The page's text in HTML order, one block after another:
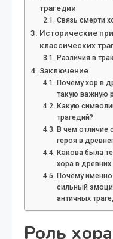
трагедии
Связь смерти
Исторические
классических
Различия в
Заключение
Почему хор в
такую важную
Какую
трагедий?
В чем отличие
героя в
Какова была
хора в древних
Почему
сильный
античных
Роль